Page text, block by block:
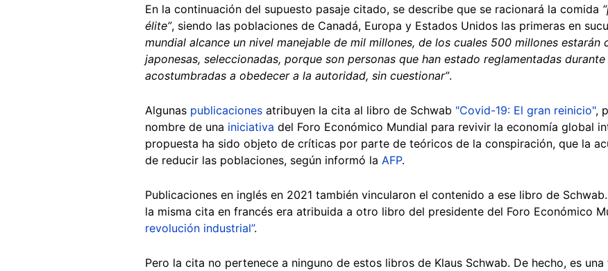
En la continuación del supuesto pasaje citado, se describe que se racionará la comida
élite”, siendo las poblaciones de Canadá, Europa y Estados Unidos las primeras en
mundial alcance un nivel manejable de mil millones, de los cuales 500 millones
japonesas, seleccionadas, porque son personas que han estado reglamentadas
acostumbradas a obedecer a la autoridad, sin cuestionar”.
Algunas publicaciones atribuyen la cita al libro de Schwab "Covid-19: El gran reinicio",
nombre de una iniciativa del Foro Económico Mundial para revivir la economía global
propuesta ha sido objeto de críticas por parte de teóricos de la conspiración, que la
de reducir las poblaciones, según informó la AFP.
Publicaciones en inglés en 2021 también vincularon el contenido a ese libro de
la misma cita en francés era atribuida a otro libro del presidente del Foro Económico
revolución industrial”.
Pero la cita no pertenece a ninguno de estos libros de Klaus Schwab. De hecho, es